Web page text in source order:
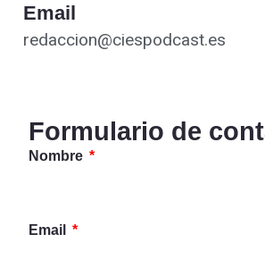
Email
redaccion@ciespodcast.es
Formulario de
Nombre
Email